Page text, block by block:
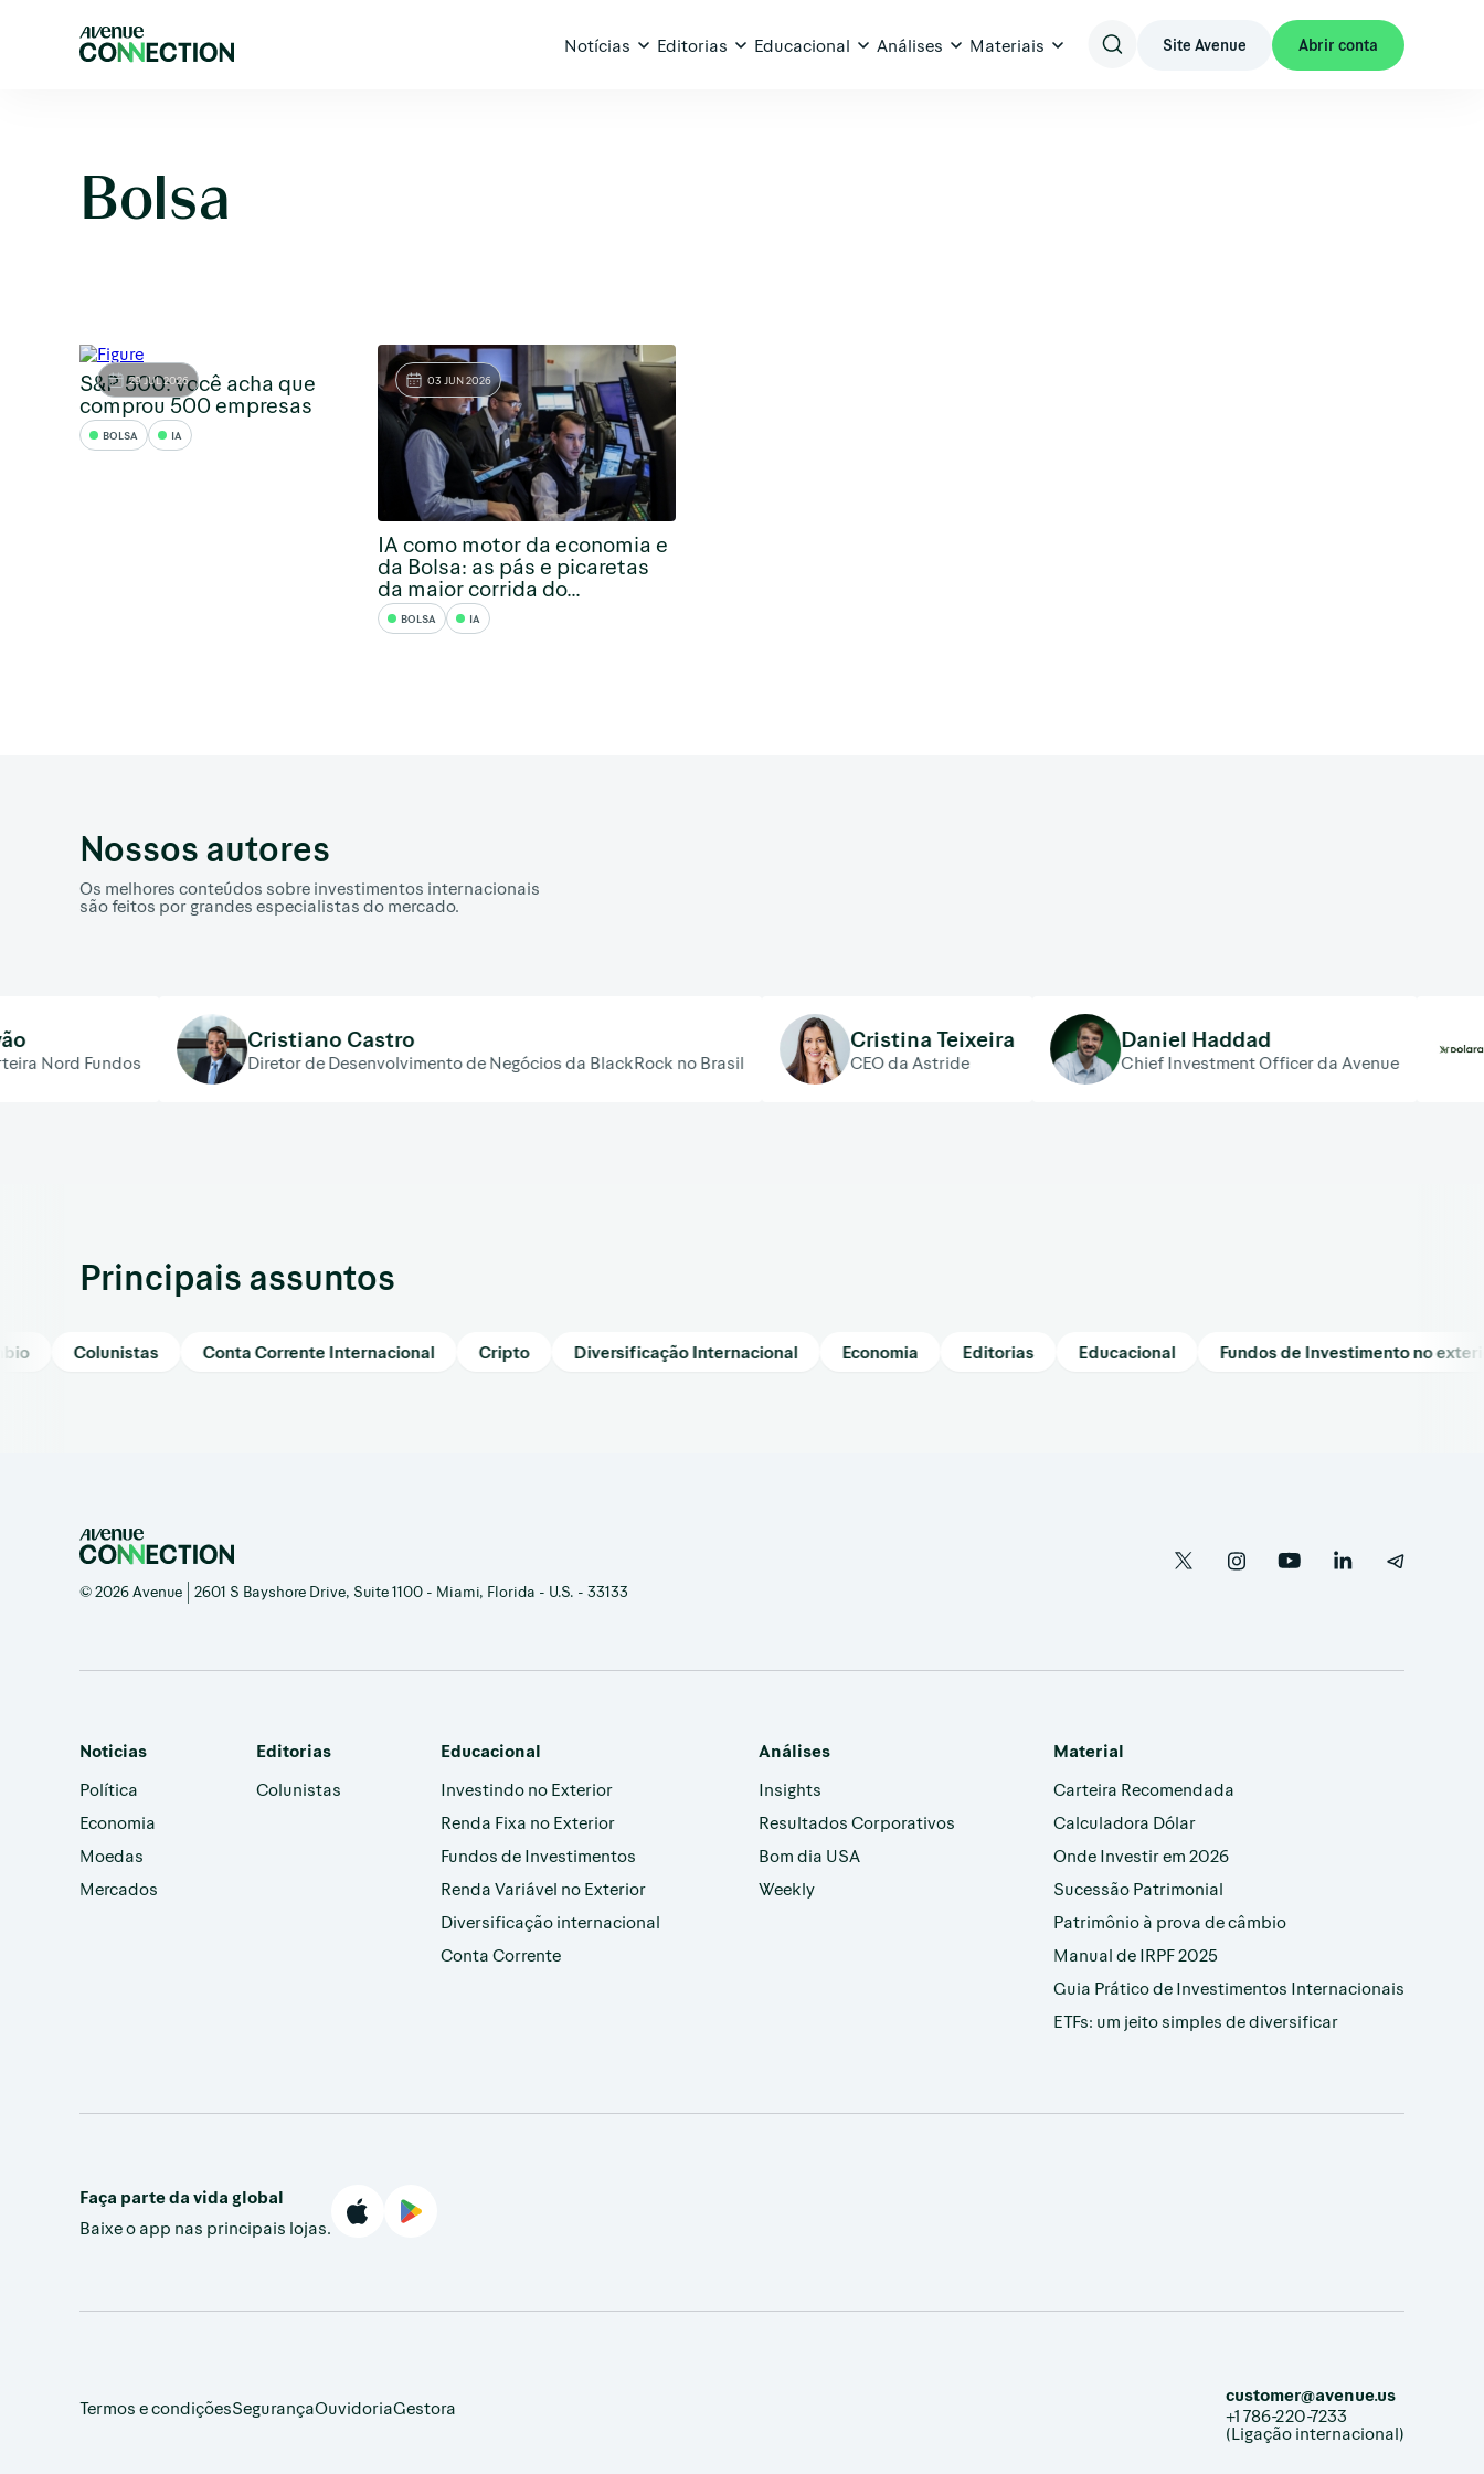
Notícias Editorias Educacional Análises Materiais Site Avenue Abrir conta
Bolsa
29 JUL 2026
S&P 500: você acha que
comprou 500 empresas
BOLSA IA
03 JUN 2026
IA como motor da economia e
da Bolsa: as pás e picaretas
da maior corrida do...
BOLSA IA
Nossos autores
Os melhores conteúdos sobre investimentos internacionais
são feitos por grandes especialistas do mercado.
Cristiano Castro
Diretor de Desenvolvimento de Negócios da BlackRock no Brasil
Cristina Teixeira
CEO da Astride
Daniel Haddad
Chief Investment Officer da Avenue
Principais assuntos
Colunistas Conta Corrente Internacional Cripto Diversificação Internacional Economia Editorias Educacional Fundos de Investimento no exterior
© 2026 Avenue | 2601 S Bayshore Drive, Suite 1100 - Miami, Florida - U.S. - 33133
Noticias
Política
Economia
Moedas
Mercados
Editorias
Colunistas
Educacional
Investindo no Exterior
Renda Fixa no Exterior
Fundos de Investimentos
Renda Variável no Exterior
Diversificação internacional
Conta Corrente
Análises
Insights
Resultados Corporativos
Bom dia USA
Weekly
Material
Carteira Recomendada
Calculadora Dólar
Onde Investir em 2026
Sucessão Patrimonial
Patrimônio à prova de câmbio
Manual de IRPF 2025
Guia Prático de Investimentos Internacionais
ETFs: um jeito simples de diversificar
Faça parte da vida global
Baixe o app nas principais lojas.
Termos e condiçõesSegurançaOuvidoriaGestora
customer@avenue.us
+1 786-220-7233
(Ligação internacional)